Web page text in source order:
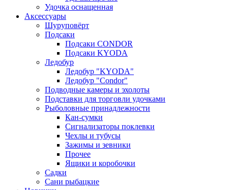
Удочка оснащенная
Аксессуары
Шуруповёрт
Подсаки
Подсаки CONDOR
Подсаки KYODA
Ледобур
Ледобур "KYODA"
Ледобур "Condor"
Подводные камеры и эхолоты
Подставки для торговли удочками
Рыболовные принадлежности
Кан-сумки
Сигнализаторы поклевки
Чехлы и тубусы
Зажимы и зевники
Прочее
Ящики и коробочки
Садки
Сани рыбацкие